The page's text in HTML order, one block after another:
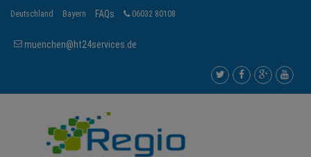
Deutschland Bayern FAQs 06032 80108
muenchen@ht24services.de